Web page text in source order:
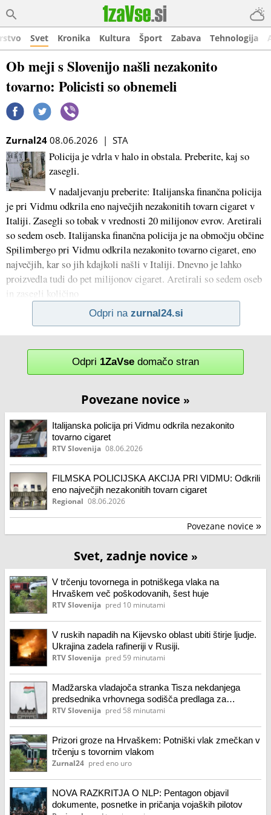
Svet Kronika Kultura Šport Zabava Tehnologija
Ob meji s Slovenijo našli nezakonito
tovarno: Policisti so obnemeli
Zurnal24 08.06.2026 | STA
Policija je vdrla v halo in obstala. Preberite, kaj so
zasegli.
V nadaljevanju preberite: Italijanska finančna policija
je pri Vidmu odkrila eno največjih nezakonitih tovarn cigaret v
Italiji. Zasegli so tobak v vrednosti 20 milijonov evrov. Aretirali
so sedem oseb. Italijanska finančna policija je na območju občine
Spilimbergo pri Vidmu odkrila nezakonito tovarno cigaret, eno
največjih, kar so jih kdajkoli našli v Italiji. Dnevno je lahko
proizvedla tudi do pet milijonov cigaret. Aretirali so sedem oseb
in zasegli količino
Odpri na zurnal24.si
Odpri 1ZaVse domačo stran
Povezane novice »
Italijanska policija pri Vidmu odkrila nezakonito
tovarno cigaret
RTV Slovenija 08.06.2026
FILMSKA POLICIJSKA AKCIJA PRI VIDMU: Odkrili
eno največjih nezakonitih tovarn cigaret
Regional 08.06.2026
Povezane novice »
Svet, zadnje novice »
V trčenju tovornega in potniškega vlaka na
Hrvaškem več poškodovanih, šest huje
RTV Slovenija pred 10 minutami
V ruskih napadih na Kijevsko oblast ubiti štirje ljudje.
Ukrajina zadela rafineriji v Rusiji.
RTV Slovenija pred 59 minutami
Madžarska vladajoča stranka Tisza nekdanjega
predsednika vrhovnega sodišča predlaga za
predsednika
RTV Slovenija pred 58 minutami
Prizori groze na Hrvaškem: Potniški vlak zmečkan v
trčenju s tovornim vlakom
Zurnal24 pred eno uro
NOVA RAZKRITJA O NLP: Pentagon objavil
dokumente, posnetke in pričanja vojaških pilotov